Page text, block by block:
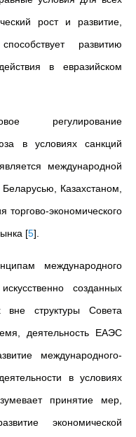
рост и развитие,
развитию
в евразийском
регулирование
в условиях санкций
международной
Казахстаном,
торгово-экономического
[5]
международного
созданных
вне структуры Совета
деятельность ЕАЭС
международного-
в условиях
принятие мер,
экономической